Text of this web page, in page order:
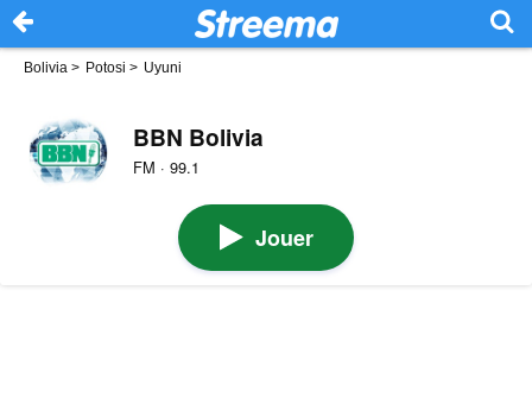
Bolivia > Potosi > Uyuni
BBN Bolivia
FM · 99.1
Jouer